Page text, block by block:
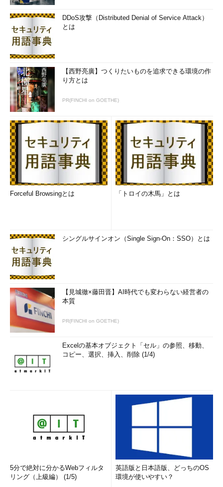
DDoS攻撃（Distributed Denial of Service Attack）
とは
【西野亮廣】つくりたいものを追求できる環境の作
り方とは
PR(FINCHI on GOETHE)
Forceful Browsingとは 「トロイの木馬」とは
シングルサインオン（Single Sign-On：SSO）とは
【見城徹×藤田晋】AI時代でも変わらない経営者の
本質
PR(FINCHI on GOETHE)
Excelの基本オブジェクト「セル」の参照、移動、
コピー、選択、挿入、削除 (1/4)
5分で絶対に分かるWebフィルタ
リング（上級編） (1/5)
英語版と日本語版、どっちのOS
環境が使いやすい？